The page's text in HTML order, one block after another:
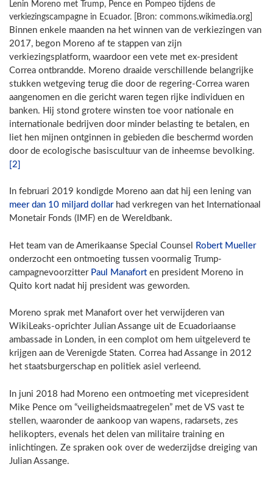
Lenin Moreno met Trump, Pence en Pompeo tijdens de
verkiezingscampagne in Ecuador. [Bron: commons.wikimedia.org]
Binnen enkele maanden na het winnen van de verkiezingen van
2017, begon Moreno af te stappen van zijn
verkiezingsplatform, waardoor een vete met ex-president
Correa ontbrandde. Moreno draaide verschillende belangrijke
stukken wetgeving terug die door de regering-Correa waren
aangenomen en die gericht waren tegen rijke individuen en
banken. Hij stond grotere winsten toe voor nationale en
internationale bedrijven door minder belasting te betalen, en
liet hen mijnen ontginnen in gebieden die beschermd worden
door de ecologische basiscultuur van de inheemse bevolking.
[2]
In februari 2019 kondigde Moreno aan dat hij een lening van
meer dan 10 miljard dollarhad verkregen van het Internationaal
Monetair Fonds (IMF) en de Wereldbank.
Het team van de Amerikaanse Special Counsel
Robert Mueller
onderzocht een ontmoeting tussen voormalig Trump-
campagnevoorzitter Paul Manaforten president Moreno in
Quito kort nadat hij president was geworden.
Moreno sprak met Manafort over het verwijderen van
WikiLeaks-oprichter Julian Assange uit de Ecuadoriaanse
ambassade in Londen, in een complot om hem uitgeleverd te
krijgen aan de Verenigde Staten. Correa had Assange in 2012
het staatsburgerschap en politiek asiel verleend.
In juni 2018 had Moreno een ontmoeting met vicepresident
Mike Pence om “veiligheidsmaatregelen” met de VS vast te
stellen, waaronder de aankoop van wapens, radarsets, zes
helikopters, evenals het delen van militaire training en
inlichtingen. Ze spraken ook over de wederzijdse dreiging van
Julian Assange.